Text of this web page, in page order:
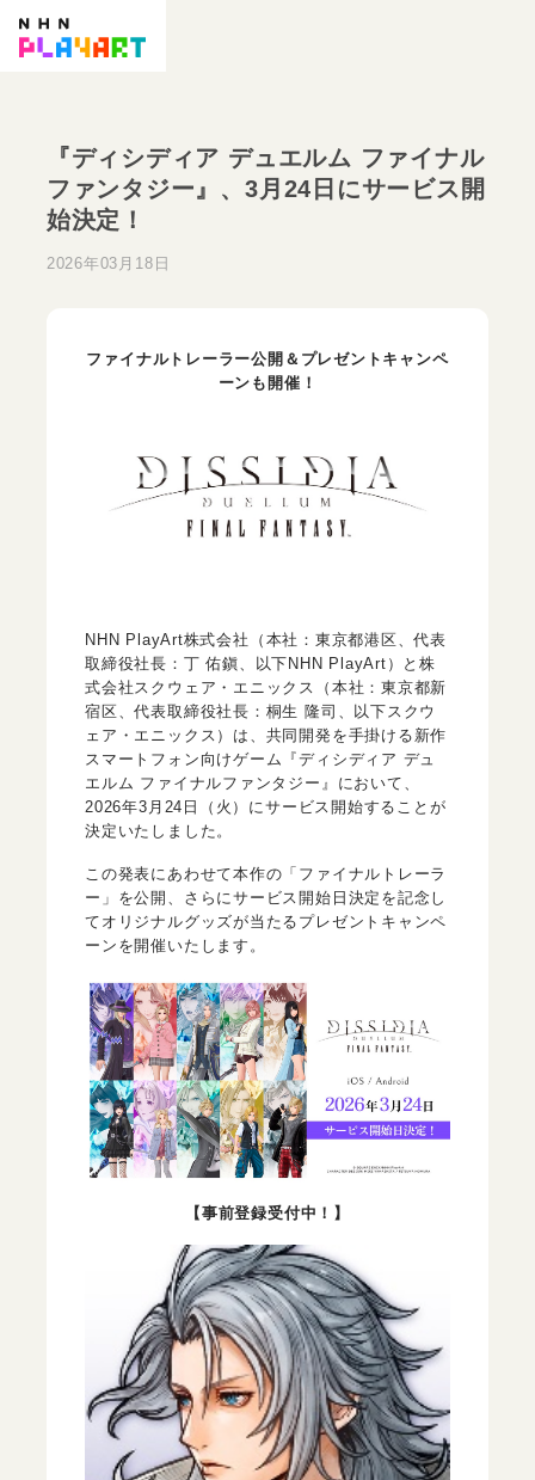
『ディシディア デュエルム ファイナル
ファンタジー』、3月24日にサービス開
始決定！
2026年03月18日
ファイナルトレーラー公開＆プレゼントキャンペ
ーンも開催！
NHN PlayArt株式会社（本社：東京都港区、代表
取締役社長：丁 佑鎭、以下NHN PlayArt）と株
式会社スクウェア・エニックス（本社：東京都新
宿区、代表取締役社長：桐生 隆司、以下スクウ
ェア・エニックス）は、共同開発を手掛ける新作
スマートフォン向けゲーム『ディシディア デュ
エルム ファイナルファンタジー』において、
2026年3月24日（火）にサービス開始することが
決定いたしました。
この発表にあわせて本作の「ファイナルトレーラ
ー」を公開、さらにサービス開始日決定を記念し
てオリジナルグッズが当たるプレゼントキャンペ
ーンを開催いたします。
【事前登録受付中！】